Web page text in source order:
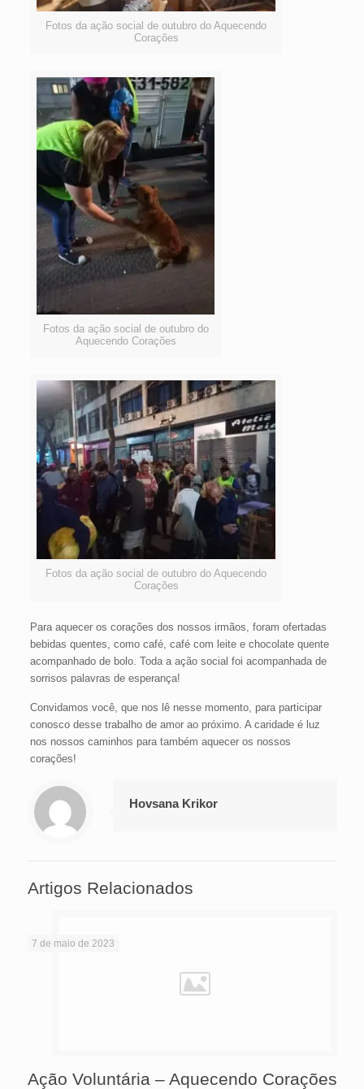
Fotos da ação social de outubro do Aquecendo
Corações
Fotos da ação social de outubro do
Aquecendo Corações
Fotos da ação social de outubro do Aquecendo
Corações
Para aquecer os corações dos nossos irmãos, foram ofertadas
bebidas quentes, como café, café com leite e chocolate quente
acompanhado de bolo. Toda a ação social foi acompanhada de
sorrisos palavras de esperança!
Convidamos você, que nos lê nesse momento, para participar
conosco desse trabalho de amor ao próximo. A caridade é luz
nos nossos caminhos para também aquecer os nossos
corações!
Hovsana Krikor
Artigos Relacionados
7 de maio de 2023
Ação Voluntária – Aquecendo Corações